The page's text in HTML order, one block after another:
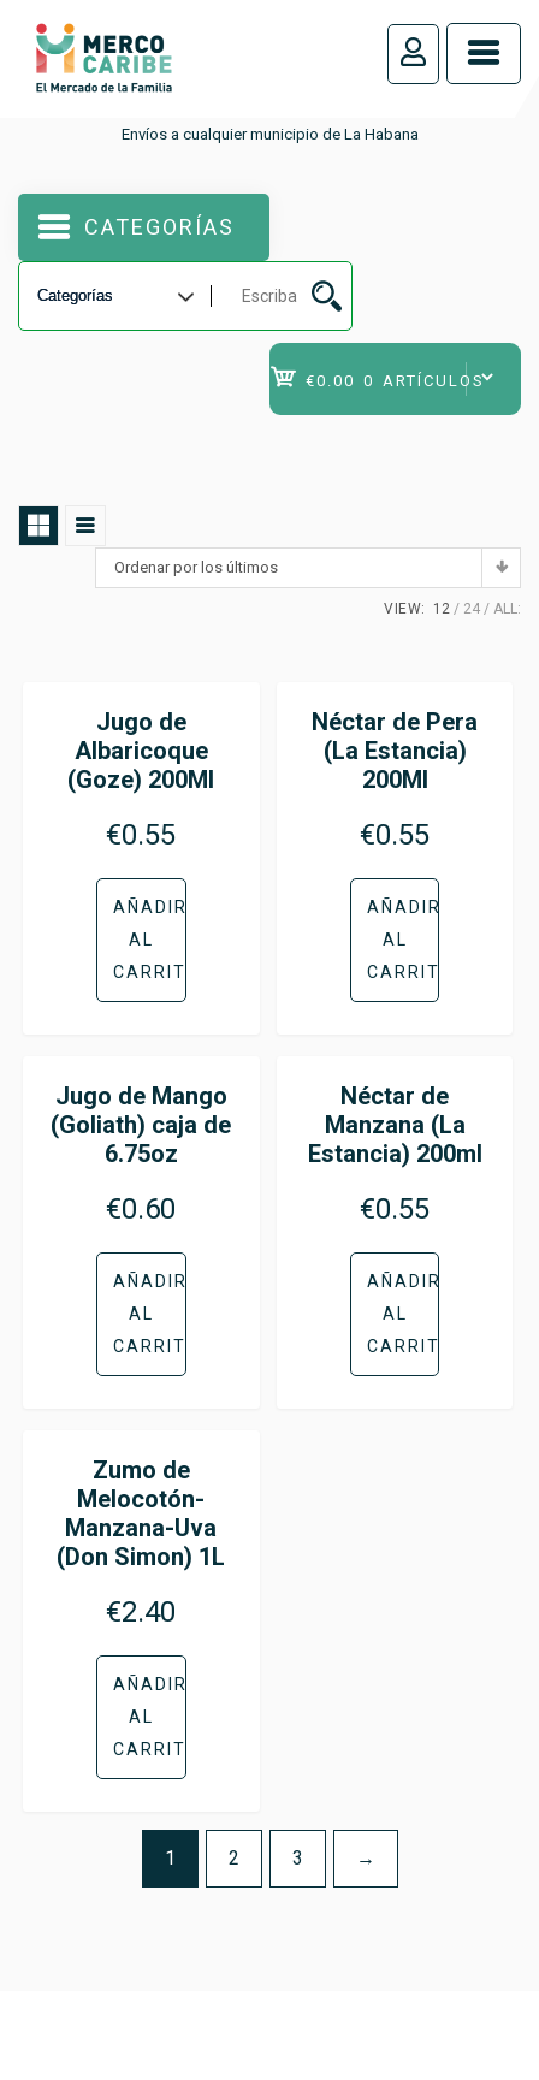
_
Envíos a cualquier municipio de La Habana
CATEGORÍAS
€0.00 0 ARTÍCULOS
Ordenar por los últimos
VIEW: 12 24 ALL:
Jugo de
Albaricoque
(Goze) 200Ml
€0.55
AÑADIR
AL
CARRITO
Néctar de Pera
(La Estancia)
200Ml
€0.55
AÑADIR
AL
CARRITO
Jugo de Mango
(Goliath) caja de
6.75oz
€0.60
AÑADIR
AL
CARRITO
Néctar de
Manzana (La
Estancia) 200ml
€0.55
AÑADIR
AL
CARRITO
Zumo de
Melocotón-
Manzana-Uva
(Don Simon) 1L
€2.40
AÑADIR
AL
CARRITO
1 2 3 →